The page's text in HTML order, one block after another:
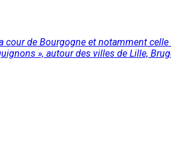
de Bourgogne et notamment
», autour des villes de Lille,